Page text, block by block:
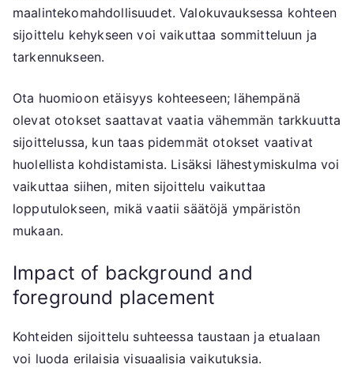
maalintekomahdollisuudet. Valokuvauksessa kohteen
sijoittelu kehykseen voi vaikuttaa sommitteluun ja
tarkennukseen.
Ota huomioon etäisyys kohteeseen; lähempänä
olevat otokset saattavat vaatia vähemmän tarkkuutta
sijoittelussa, kun taas pidemmät otokset vaativat
huolellista kohdistamista. Lisäksi lähestymiskulma voi
vaikuttaa siihen, miten sijoittelu vaikuttaa
lopputulokseen, mikä vaatii säätöjä ympäristön
mukaan.
Impact of background and
foreground placement
Kohteiden sijoittelu suhteessa taustaan ja etualaan
voi luoda erilaisia visuaalisia vaikutuksia.